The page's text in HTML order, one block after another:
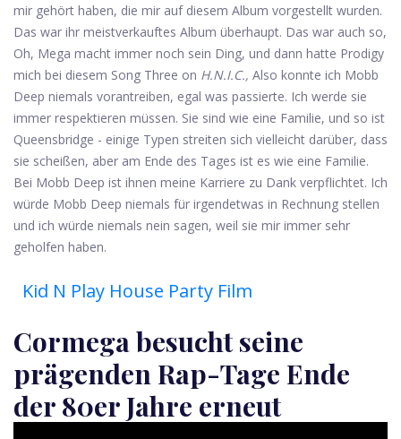
mir gehört haben, die mir auf diesem Album vorgestellt wurden.
Das war ihr meistverkauftes Album überhaupt. Das war auch so,
Oh, Mega macht immer noch sein Ding, und dann hatte Prodigy
mich bei diesem Song Three on H.N.I.C., Also konnte ich Mobb
Deep niemals vorantreiben, egal was passierte. Ich werde sie
immer respektieren müssen. Sie sind wie eine Familie, und so ist
Queensbridge - einige Typen streiten sich vielleicht darüber, dass
sie scheißen, aber am Ende des Tages ist es wie eine Familie.
Bei Mobb Deep ist ihnen meine Karriere zu Dank verpflichtet. Ich
würde Mobb Deep niemals für irgendetwas in Rechnung stellen
und ich würde niemals nein sagen, weil sie mir immer sehr
geholfen haben.
Kid N Play House Party Film
Cormega besucht seine
prägenden Rap-Tage Ende
der 80er Jahre erneut